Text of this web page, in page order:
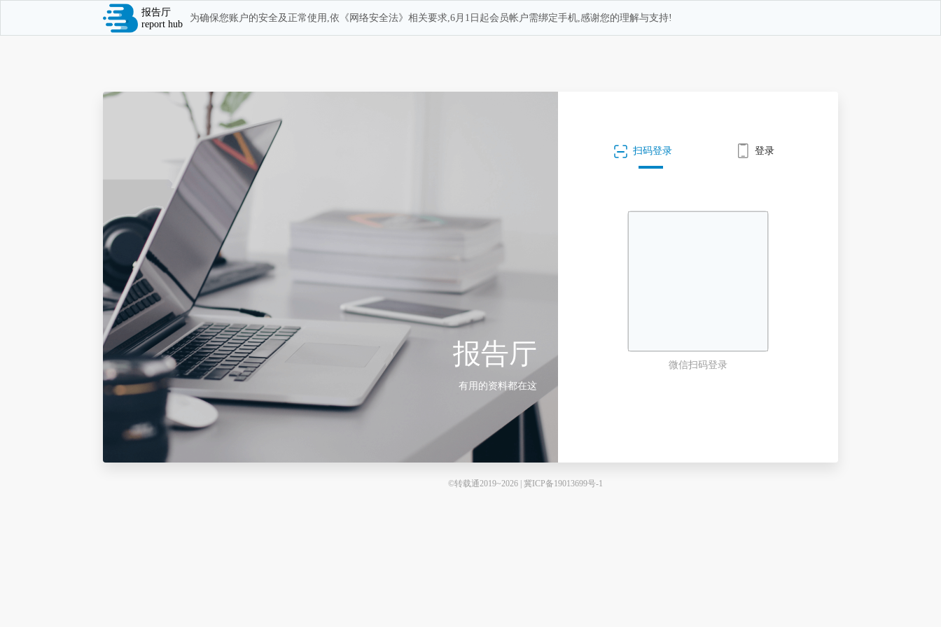
报告厅
report hub
为确保您账户的安全及正常使用,依《网络安全法》相关要求,6月1日起会员帐户需绑定手机,感谢您的理解与支持!
报告厅
有用的资料都在这
扫码登录 登录
微信扫码登录
©转载通2019~2026 | 冀ICP备19013699号-1